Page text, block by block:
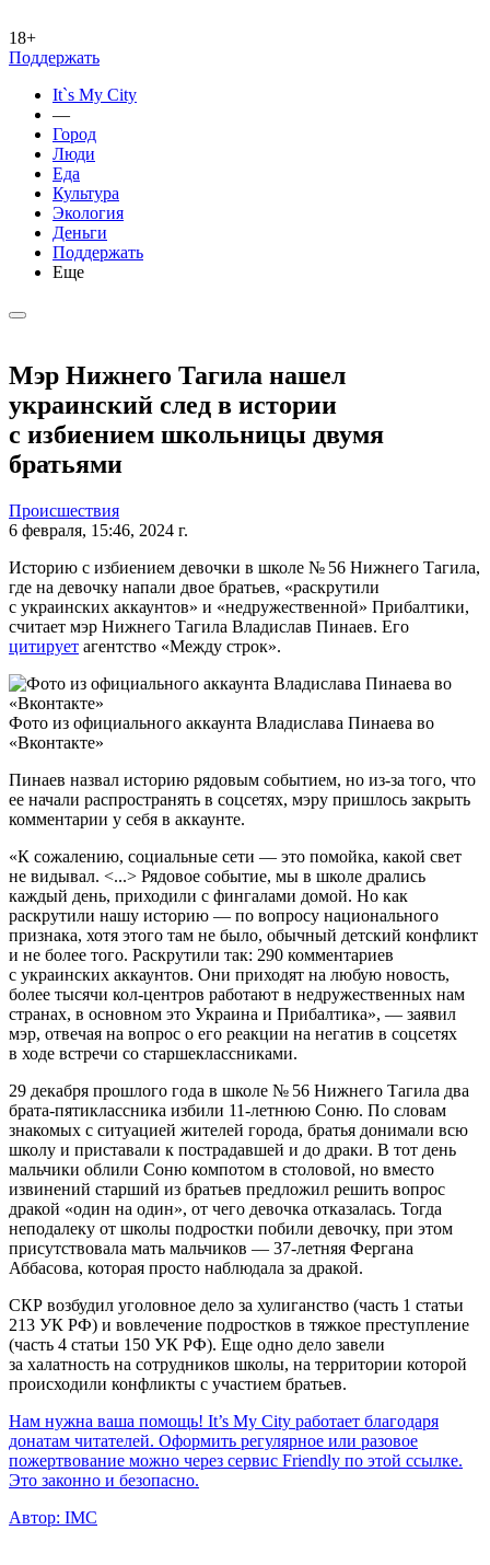
18+
Поддержать
It`s My City
—
Город
Люди
Еда
Культура
Экология
Деньги
Поддержать
Еще
Мэр Нижнего Тагила нашел
украинский след в истории
с избиением школьницы двумя
братьями
Происшествия
6 февраля, 15:46, 2024 г.
Историю с избиением девочки в школе № 56 Нижнего Тагила,
где на девочку напали двое братьев, «раскрутили
с украинских аккаунтов» и «недружественной» Прибалтики,
считает мэр Нижнего Тагила Владислав Пинаев. Его
цитирует агентство «Между строк».
Фото из официального аккаунта Владислава Пинаева во
«Вконтакте»
Пинаев назвал историю рядовым событием, но из-за того, что
ее начали распространять в соцсетях, мэру пришлось закрыть
комментарии у себя в аккаунте.
«К сожалению, социальные сети — это помойка, какой свет
не видывал. <...> Рядовое событие, мы в школе дрались
каждый день, приходили с фингалами домой. Но как
раскрутили нашу историю — по вопросу национального
признака, хотя этого там не было, обычный детский конфликт
и не более того. Раскрутили так: 290 комментариев
с украинских аккаунтов. Они приходят на любую новость,
более тысячи кол-центров работают в недружественных нам
странах, в основном это Украина и Прибалтика», — заявил
мэр, отвечая на вопрос о его реакции на негатив в соцсетях
в ходе встречи со старшеклассниками.
29 декабря прошлого года в школе № 56 Нижнего Тагила два
брата-пятиклассника избили 11-летнюю Соню. По словам
знакомых с ситуацией жителей города, братья донимали всю
школу и приставали к пострадавшей и до драки. В тот день
мальчики облили Соню компотом в столовой, но вместо
извинений старший из братьев предложил решить вопрос
дракой «один на один», от чего девочка отказалась. Тогда
неподалеку от школы подростки побили девочку, при этом
присутствовала мать мальчиков — 37-летняя Фергана
Аббасова, которая просто наблюдала за дракой.
СКР возбудил уголовное дело за хулиганство (часть 1 статьи
213 УК РФ) и вовлечение подростков в тяжкое преступление
(часть 4 статьи 150 УК РФ). Еще одно дело завели
за халатность на сотрудников школы, на территории которой
происходили конфликты с участием братьев.
Нам нужна ваша помощь! It’s My City работает благодаря
донатам читателей. Оформить регулярное или разовое
пожертвование можно через сервис Friendly по этой ссылке.
Это законно и безопасно.
Автор: IMC